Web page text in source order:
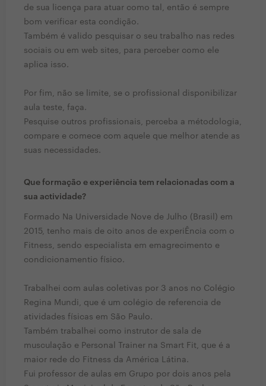
de sua licença para atuar como tal, então é sempre
bom verificar esta condição.
Também é valido pesquisar o seu trabalho nas redes
sociais ou em web sites, para perceber como ele
aplica isso.
Por fim, não se limite, se o profissional disponibilizar
aula teste, faça.
Pesquise outros profissionais, perceba a métodologia,
compare e comece com aquele que melhor atende as
suas necessidades.
Que formação e experiência tem relacionadas com a
sua actividade?
Formado Na Universidade Nove de Julho (Brasil) em
2015, tenho mais de oito anos de experiÊncia com o
Fitness, sendo especialista em emagrecimento e
condicionamentio físico.
Trabalhei com aulas coletivas por 3 anos no Colégio
Regina Mundi, que é um colégio de referencia de
atividades físicas em São Paulo.
Também trabalhei como instrutor de sala de
musculação e Personal Trainer na Smart Fit, que é a
maior rede do Fitness da América Látina.
Fui professor de aulas em Grupo por dois anos pela